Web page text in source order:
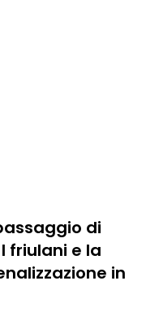
di
I friulani e la
in